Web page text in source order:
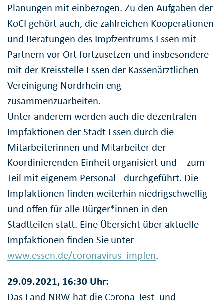
Planungen mit einbezogen. Zu den Aufgaben der
KoCI gehört auch, die zahlreichen Kooperationen
und Beratungen des Impfzentrums Essen mit
Partnern vor Ort fortzusetzen und insbesondere
mit der Kreisstelle Essen der Kassenärztlichen
Vereinigung Nordrhein eng
zusammenzuarbeiten.
Unter anderem werden auch die dezentralen
Impfaktionen der Stadt Essen durch die
Mitarbeiterinnen und Mitarbeiter der
Koordinierenden Einheit organisiert und – zum
Teil mit eigenem Personal - durchgeführt. Die
Impfaktionen finden weiterhin niedrigschwellig
und offen für alle Bürger*innen in den
Stadtteilen statt. Eine Übersicht über aktuelle
Impfaktionen finden Sie unter
www.essen.de/coronavirus_impfen.
29.09.2021, 16:30 Uhr:
Das Land NRW hat die Corona-Test- und